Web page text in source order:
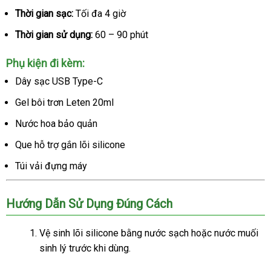
Thời gian sạc: Tối đa 4 giờ
Thời gian sử dụng: 60 – 90 phút
Phụ kiện đi kèm:
Dây sạc USB Type-C
Gel bôi trơn Leten 20ml
Nước hoa bảo quản
Que hỗ trợ gắn lõi silicone
Túi vải đựng máy
Hướng Dẫn Sử Dụng Đúng Cách
Vệ sinh lõi silicone bằng nước sạch hoặc nước muối
sinh lý trước khi dùng.